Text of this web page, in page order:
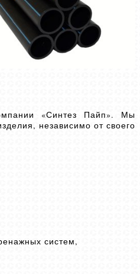
«Синтез Пайп». Мы
независимо от своего
систем,